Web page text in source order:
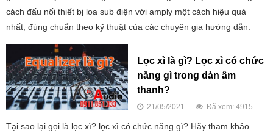
cách đấu nối thiết bị loa sub điện với amply một cách hiệu quả
nhất, đúng chuẩn theo kỹ thuật của các chuyên gia hướng dẫn.
Lọc xì là gì? Lọc xì có chức
năng gì trong dàn âm
thanh?
21/05/2021 Đã xem: 4915
Tại sao lại gọi là lọc xì? lọc xì có chức năng gì? Hãy tham khảo